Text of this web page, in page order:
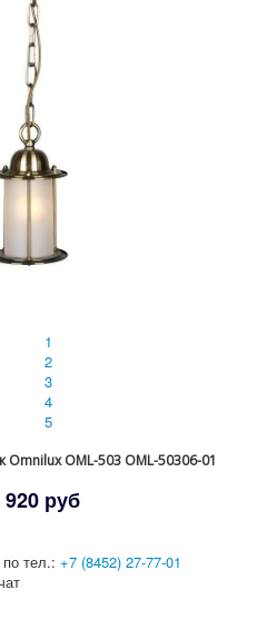
1
2
3
4
5
Omnilux OML-503 OML-50306-01
920 руб
тел.: +7 (8452) 27-77-01